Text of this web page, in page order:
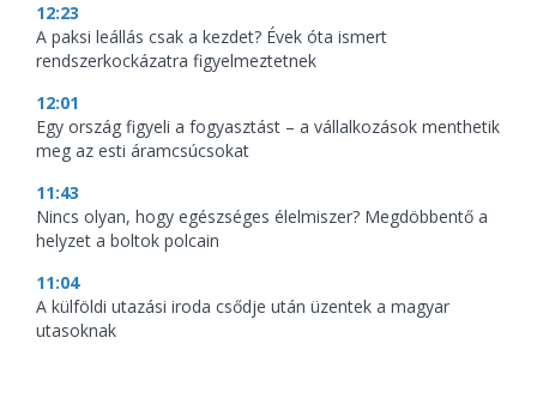
12:23
A paksi leállás csak a kezdet? Évek óta ismert
rendszerkockázatra figyelmeztetnek
12:01
Egy ország figyeli a fogyasztást – a vállalkozások menthetik
meg az esti áramcsúcsokat
11:43
Nincs olyan, hogy egészséges élelmiszer? Megdöbbentő a
helyzet a boltok polcain
11:04
A külföldi utazási iroda csődje után üzentek a magyar
utasoknak